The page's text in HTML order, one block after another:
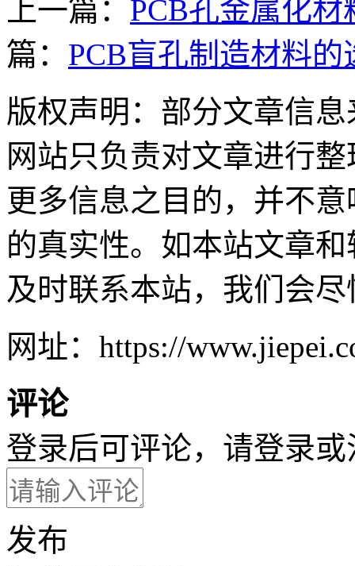
上一篇： PCB孔金属化
篇： PCB盲孔制造材料
版权声明：部分文章信
网站只负责对文章进行
更多信息之目的，并不
的真实性。如本站文章
及时联系本站，我们会
网址：https://
评论
登录后可评论，请登录或
发布